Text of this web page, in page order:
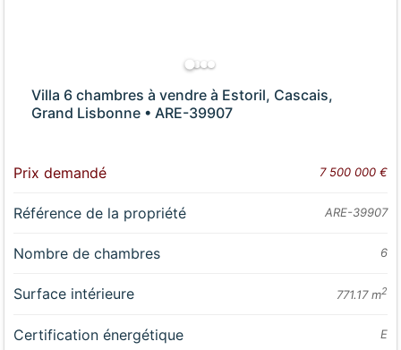
Villa 6 chambres à vendre à Estoril, Cascais,
Grand Lisbonne • ARE-39907
Prix demandé 7 500 000 €
Référence de la propriété ARE-39907
Nombre de chambres 6
Surface intérieure 771.17 m2
Certification énergétique E